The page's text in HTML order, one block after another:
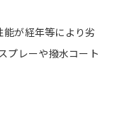
が経年等により劣
プレーや撥水コート